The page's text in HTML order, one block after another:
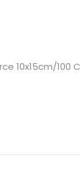
10x15cm/100